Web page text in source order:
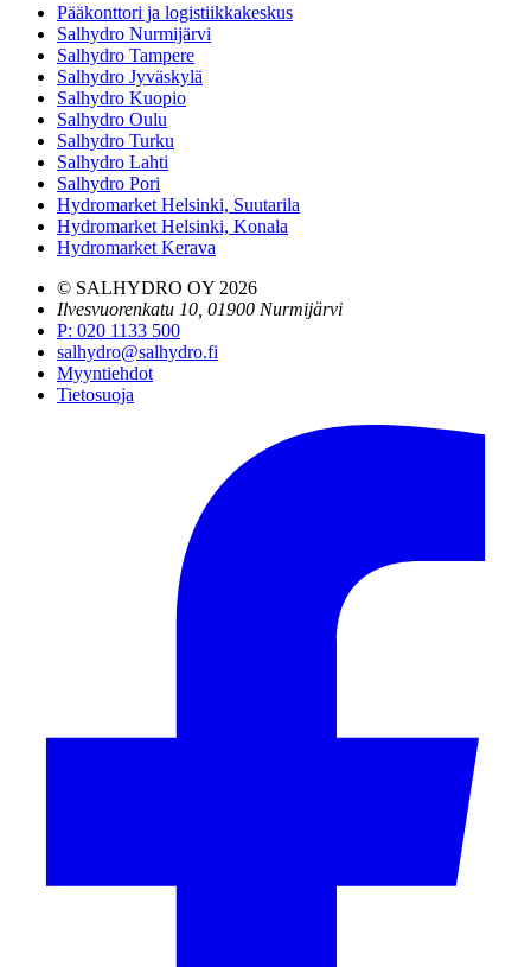
Pääkonttori ja logistiikkakeskus
Salhydro Nurmijärvi
Salhydro Tampere
Salhydro Jyväskylä
Salhydro Kuopio
Salhydro Oulu
Salhydro Turku
Salhydro Lahti
Salhydro Pori
Hydromarket Helsinki, Suutarila
Hydromarket Helsinki, Konala
Hydromarket Kerava
© SALHYDRO OY 2026
Ilvesvuorenkatu 10, 01900 Nurmijärvi
P: 020 1133 500
salhydro@salhydro.fi
Myyntiehdot
Tietosuoja